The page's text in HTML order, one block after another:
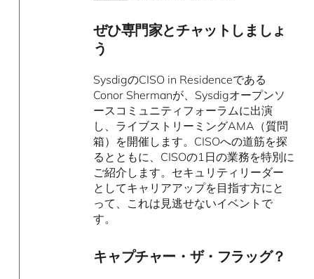
ぜひ専門家とチャットしましょ
う
SysdigのCISO in Residenceである
Conor Shermanが、Sysdigオープンソ
ースコミュニティフォーラムに出演
し、ライブストリーミングAMA（質問
箱）を開催します。CISOへの道筋を探
るとともに、CISOの1日の業務を特別に
ご紹介します。セキュリティリーダー
としてキャリアアップを目指す方にと
って、これは見逃せないイベントで
す。
キャプチャー・ザ・フラッグ？